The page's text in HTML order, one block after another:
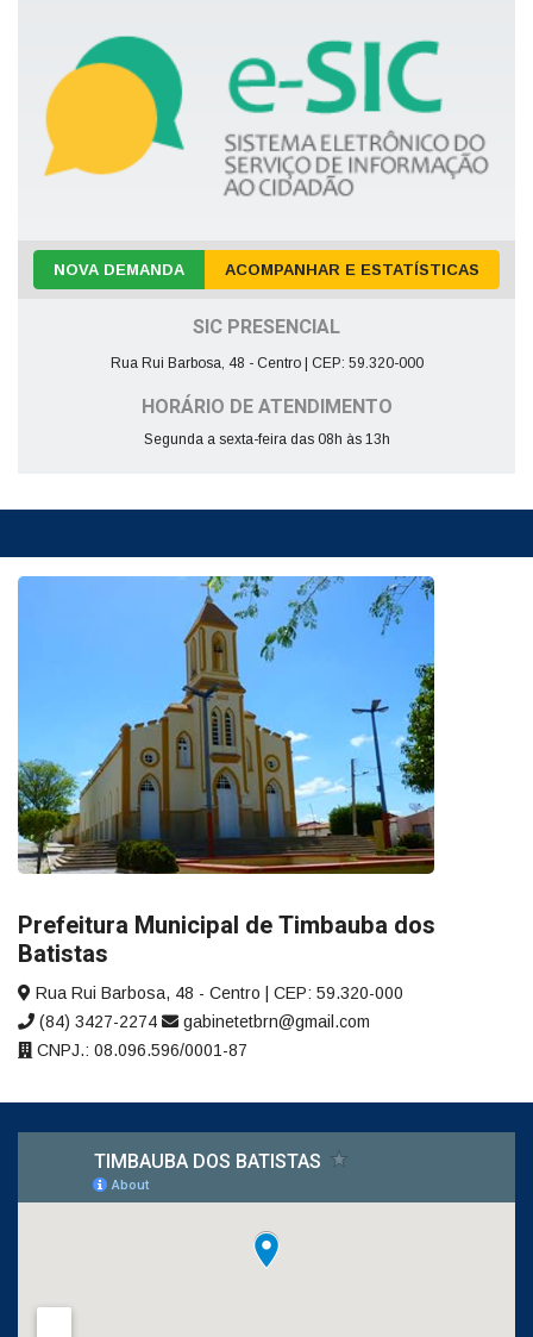
NOVA DEMANDA ACOMPANHAR E ESTATÍSTICAS
SIC PRESENCIAL
Rua Rui Barbosa, 48 - Centro | CEP: 59.320-000
HORÁRIO DE ATENDIMENTO
Segunda a sexta-feira das 08h às 13h
Prefeitura Municipal de Timbauba dos
Batistas
Rua Rui Barbosa, 48 - Centro | CEP: 59.320-000
(84) 3427-2274
gabinetetbrn@gmail.com
CNPJ.: 08.096.596/0001-87